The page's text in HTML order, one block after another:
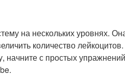
на нескольких уровнях.
количество
начните с простых